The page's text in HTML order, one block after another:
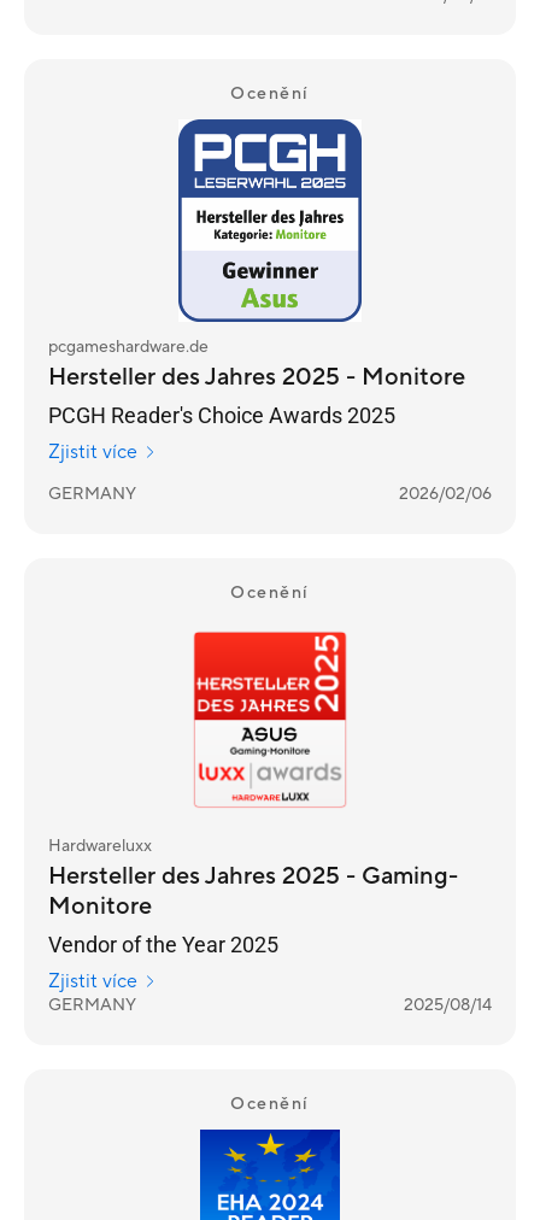
Ocenění
pcgameshardware.de
Hersteller des Jahres 2025 - Monitore
PCGH Reader's Choice Awards 2025
Zjistit více
GERMANY 2026/02/06
Ocenění
Hardwareluxx
Hersteller des Jahres 2025 - Gaming-
Monitore
Vendor of the Year 2025
Zjistit více
GERMANY 2025/08/14
Ocenění